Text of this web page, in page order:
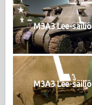
M3A3 Lee-säiliö
M3A3 Lee-säiliö